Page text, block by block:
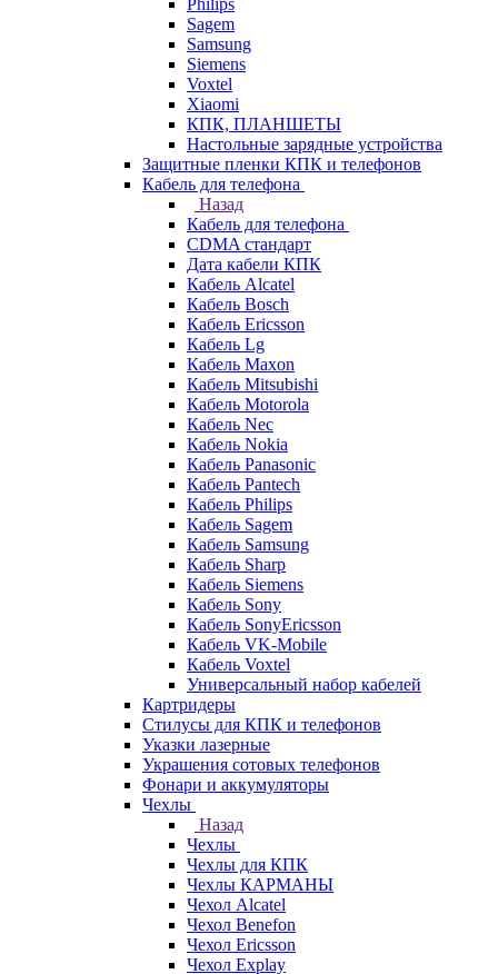
Philips
Sagem
Samsung
Siemens
Voxtel
Xiaomi
КПК, ПЛАНШЕТЫ
Настольные зарядные устройства
Защитные пленки КПК и телефонов
Кабель для телефона
Назад
Кабель для телефона
CDMA стандарт
Дата кабели КПК
Кабель Alcatel
Кабель Bosch
Кабель Ericsson
Кабель Lg
Кабель Maxon
Кабель Mitsubishi
Кабель Motorola
Кабель Nec
Кабель Nokia
Кабель Panasonic
Кабель Pantech
Кабель Philips
Кабель Sagem
Кабель Samsung
Кабель Sharp
Кабель Siemens
Кабель Sony
Кабель SonyEricsson
Кабель VK-Mobile
Кабель Voxtel
Универсальный набор кабелей
Картридеры
Стилусы для КПК и телефонов
Указки лазерные
Украшения сотовых телефонов
Фонари и аккумуляторы
Чехлы
Назад
Чехлы
Чехлы для КПК
Чехлы КАРМАНЫ
Чехол Alcatel
Чехол Benefon
Чехол Ericsson
Чехол Explay